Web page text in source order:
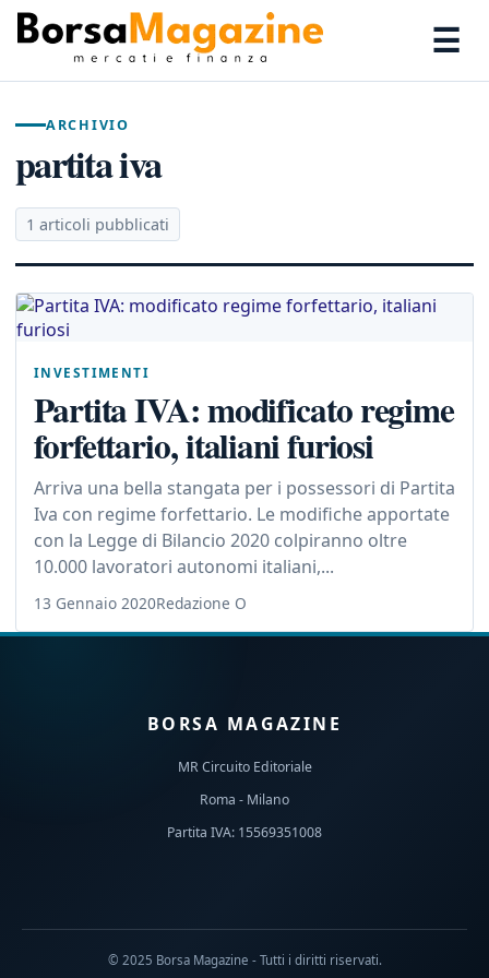
☰
ARCHIVIO
partita iva
1 articoli pubblicati
INVESTIMENTI
Partita IVA: modificato regime
forfettario, italiani furiosi
Arriva una bella stangata per i possessori di Partita
Iva con regime forfettario. Le modifiche apportate
con la Legge di Bilancio 2020 colpiranno oltre
10.000 lavoratori autonomi italiani,...
13 Gennaio 2020Redazione O
BORSA MAGAZINE
MR Circuito Editoriale
Roma - Milano
Partita IVA: 15569351008
© 2025 Borsa Magazine - Tutti i diritti riservati.